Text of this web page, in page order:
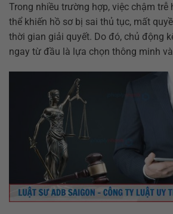
Trong nhiều trường hợp, việc chậm trễ
thể khiến hồ sơ bị sai thủ tục, mất
thời gian giải quyết. Do đó, chủ động
ngay từ đầu là lựa chọn thông minh